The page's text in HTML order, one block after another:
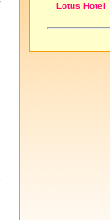
Lotus Hotel